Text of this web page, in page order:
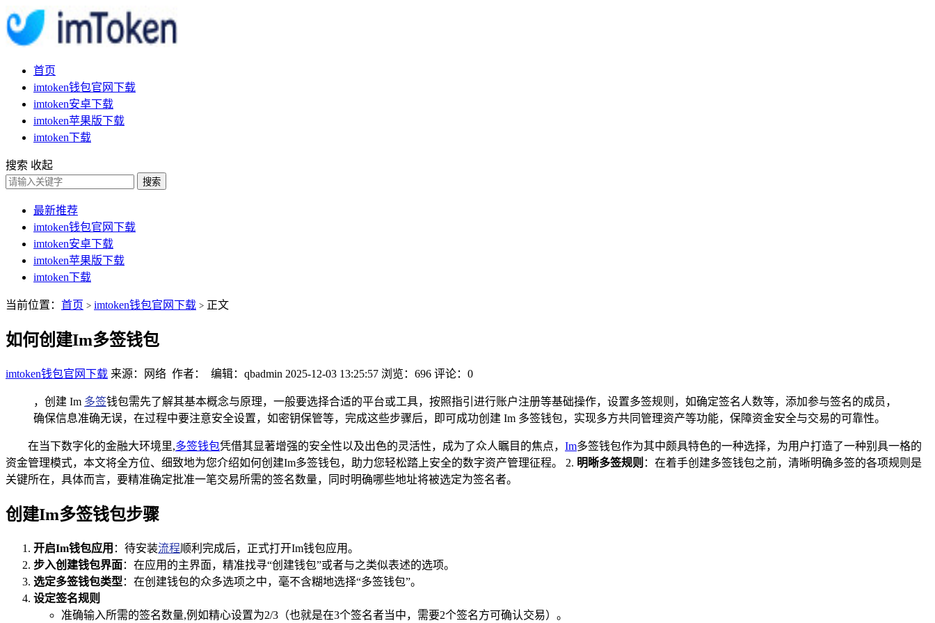
首页
imtoken钱包官网下载
imtoken安卓下载
imtoken苹果版下载
imtoken下载
搜索 收起
搜索
最新推荐
imtoken钱包官网下载
imtoken安卓下载
imtoken苹果版下载
imtoken下载
当前位置： 首页 > imtoken钱包官网下载 > 正文
如何创建Im多签钱包
imtoken钱包官网下载 来源：网络 作者： 编辑：qbadmin 2025-12-03 13:25:57 浏览：696 评论：0
，创建 Im 多签钱包需先了解其基本概念与原理，一般要选择合适的平台或工具，按照指引进行账户注册等基础操作，设置多签规则，如确定签名人数等，添加参与签名的成员，
确保信息准确无误，在过程中要注意安全设置，如密钥保管等，完成这些步骤后，即可成功创建 Im 多签钱包，实现多方共同管理资产等功能，保障资金安全与交易的可靠性。
在当下数字化的金融大环境里,多签钱包凭借其显著增强的安全性以及出色的灵活性，成为了众人瞩目的焦点， Im多签钱包作为其中颇具特色的一种选择，为用户打造了一种别具一格的
资金管理模式，本文将全方位、细致地为您介绍如何创建Im多签钱包，助力您轻松踏上安全的数字资产管理征程。 2. 明晰多签规则 ：在着手创建多签钱包之前，清晰明确多签的各项规则是
关键所在，具体而言，要精准确定批准一笔交易所需的签名数量，同时明确哪些地址将被选定为签名者。
创建Im多签钱包步骤
开启Im钱包应用 ：待安装流程顺利完成后，正式打开Im钱包应用。
步入创建钱包界面：在应用的主界面，精准找寻“创建钱包”或者与之类似表述的选项。
选定多签钱包类型 ：在创建钱包的众多选项之中，毫不含糊地选择“多签钱包”。
设定签名规则
准确输入所需的签名数量,例如精心设置为2/3（也就是在3个签名者当中，需要2个签名方可确认交易）。